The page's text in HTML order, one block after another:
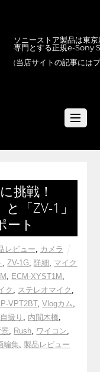
ソニーストア製品は東
専門とする正規e-Sony
(当店サイトの記事には
挑戦！
「ZV-1」
ート
レビュー, カメラ
,ZV-1G,詳細, マイク
, ECM-XYST1M ,
ク , ステレオマイク ,
VPT2BT,Vlogカム,
自撮り , 内間木橋,
, Rush, ワイコン,
編集, 製品レビュー